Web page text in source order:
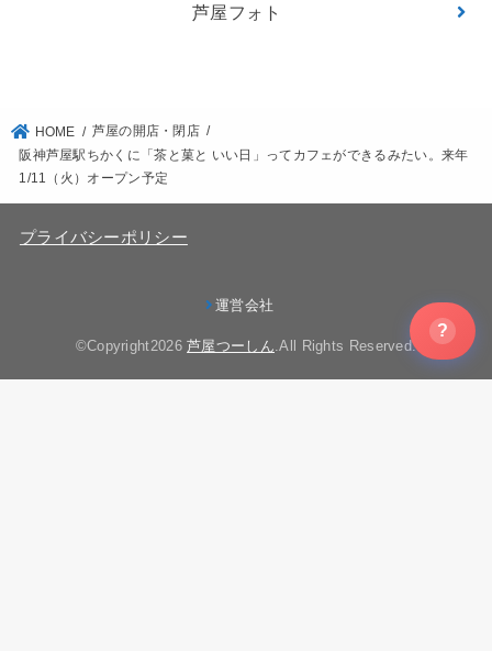
芦屋フォト
HOME
芦屋の開店・閉店
阪神芦屋駅ちかくに「茶と菓と いい日」ってカフェができるみたい。来年
1/11（火）オープン予定
プライバシーポリシー
運営会社
©Copyright2026芦屋つーしん.All Rights Reserved.
?